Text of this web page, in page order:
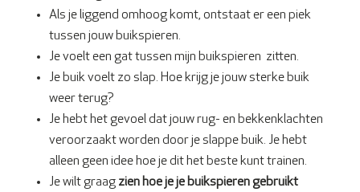
Als je liggend omhoog komt, ontstaat er een piek
tussen jouw buikspieren.
Je voelt een gat tussen mijn buikspieren zitten.
Je buik voelt zo slap. Hoe krijg je jouw sterke buik
weer terug?
Je hebt het gevoel dat jouw rug- en bekkenklachten
veroorzaakt worden door je slappe buik. Je hebt
alleen geen idee hoe je dit het beste kunt trainen.
Je wilt graag zien hoe je je buikspieren gebruikt